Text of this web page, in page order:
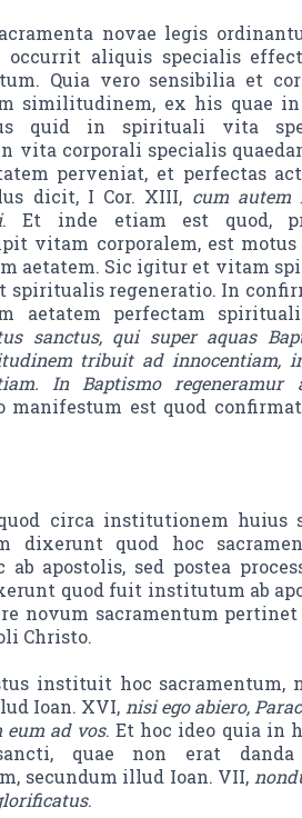
novae legis
occurrit aliquis specialis
Quia vero sensibilia et
similitudinem, ex his quae
quid in spirituali vita
vita corporali specialis
perveniat, et perfectas
dicit, I Cor. XIII, cum autem
. Et inde etiam est quod,
vitam corporalem, est motus
aetatem. Sic igitur et vitam
spiritualis regeneratio. In
aetatem perfectam
sanctus, qui super aquas
tribuit ad innocentiam,
In Baptismo regeneramur
manifestum est quod
circa institutionem huius
dixerunt quod hoc
apostolis, sed postea
quod fuit institutum ab
novum sacramentum
Christo.
instituit hoc sacramentum,
Ioan. XVI, nisi ego abiero,
eum ad vos. Et hoc ideo quia in
quae non erat
secundum illud Ioan. VII,
.